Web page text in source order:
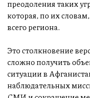
преодоления таких
которая, по их
всего региона.
Это столкновение
сложно получить
ситуации в
наблюдательных